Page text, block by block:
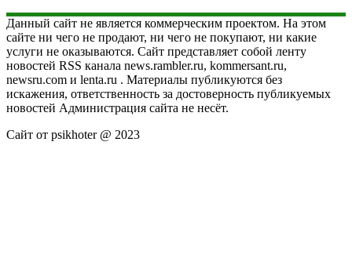
Данный сайт не является коммерческим проектом. На этом
сайте ни чего не продают, ни чего не покупают, ни какие
услуги не оказываются. Сайт представляет собой ленту
новостей RSS канала news.rambler.ru, kommersant.ru,
newsru.com и lenta.ru . Материалы публикуются без
искажения, ответственность за достоверность публикуемых
новостей Администрация сайта не несёт.
Сайт от psikhoter @ 2023